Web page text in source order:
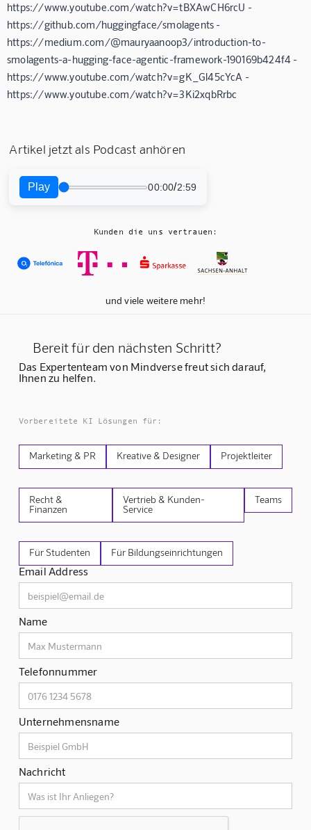
https://www.youtube.com/watch?v=tBXAwCH6rcU -
https://github.com/huggingface/smolagents -
https://medium.com/@mauryaanoop3/introduction-to-
smolagents-a-hugging-face-agentic-framework-190169b424f4 -
https://www.youtube.com/watch?v=gK_Gl45cYcA -
https://www.youtube.com/watch?v=3Ki2xqbRrbc
Artikel jetzt als Podcast anhören
Play 00:00/2:59
Kunden die uns vertrauen:
und viele weitere mehr!
Bereit für den nächsten Schritt?
Das Expertenteam von Mindverse freut sich darauf,
Ihnen zu helfen.
Vorbereitete KI Lösungen für:
Marketing & PR Kreative & Designer Projektleiter
Recht &
Finanzen
Vertrieb & Kunden-
Service
Teams
Für Studenten Für Bildungseinrichtungen
Email Address
Name
Telefonnummer
Unternehmensname
Nachricht